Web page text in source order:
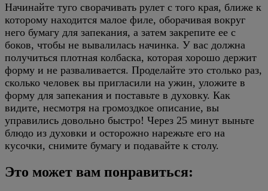
Начинайте туго сворачивать рулет с того края, ближе к
которому находится малое филе, оборачивая вокруг
него бумагу для запекания, а затем закрепите ее с
боков, чтобы не вывалилась начинка. У вас должна
получиться плотная колбаска, которая хорошо держит
форму и не разваливается. Проделайте это столько раз,
сколько человек вы пригласили на ужин, уложите в
форму для запекания и поставьте в духовку. Как
видите, несмотря на громоздкое описание, вы
управились довольно быстро! Через 25 минут выньте
блюдо из духовки и осторожно нарежьте его на
кусочки, снимите бумагу и подавайте к столу.
Это может вам понравиться: